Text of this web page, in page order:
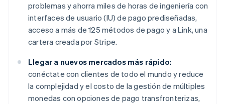
problemas y ahorra miles de horas de ingeniería con
interfaces de usuario (IU) de pago prediseñadas,
acceso a más de 125 métodos de pago y a Link, una
cartera creada por Stripe.
Llegar a nuevos mercados más rápido:
conéctate con clientes de todo el mundo y reduce
la complejidad y el costo de la gestión de múltiples
monedas con opciones de pago transfronterizas,